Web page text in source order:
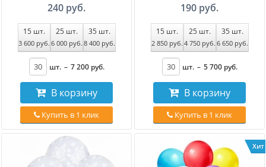
240 руб.
15шт.
3 600 руб.
25шт.
6 000 руб.
35шт.
8 400 руб.
шт. – 7 200 руб.
В корзину
Купить в 1 клик
190 руб.
15шт.
2 850 руб.
25шт.
4 750 руб.
35шт.
6 650 руб.
шт. – 5 700 руб.
В корзину
Купить в 1 клик
Хит